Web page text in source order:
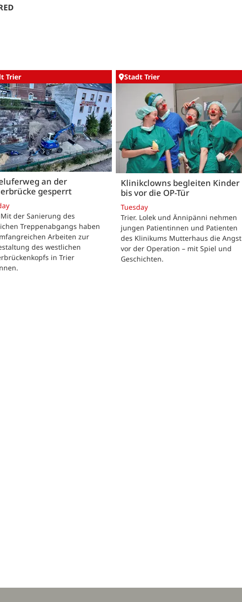
Trier
an der
gesperrt
der Sanierung des
Treppenabgangs haben
Arbeiten zur
des westlichen
in Trier
Stadt Trier
Klinikclowns begleiten Kinder
bis vor die OP-Tür
Tuesday
Trier. Lolek und Ännipänni nehmen
jungen Patientinnen und Patienten
des Klinikums Mutterhaus die Angst
vor der Operation – mit Spiel und
Geschichten.